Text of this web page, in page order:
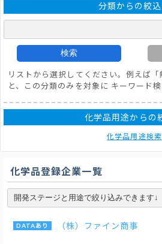
分類からの絞
検索
リストから選択してください。例えば
と、この分類のみを対象に キーワード検
化学品用途からの
化学品用途検索
化学品登録企業一覧
（株）ファイン商事